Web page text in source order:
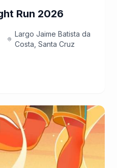
Run 2026
Largo Jaime Batista da
Costa, Santa Cruz